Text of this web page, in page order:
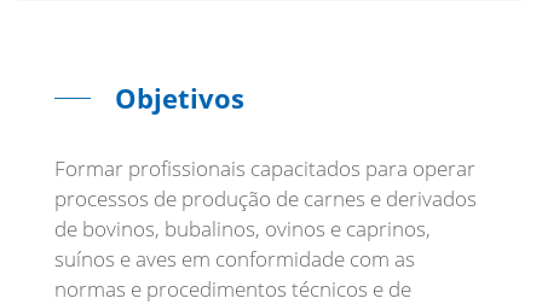
Objetivos
Formar profissionais capacitados para operar
processos de produção de carnes e derivados
de bovinos, bubalinos, ovinos e caprinos,
suínos e aves em conformidade com as
normas e procedimentos técnicos e de